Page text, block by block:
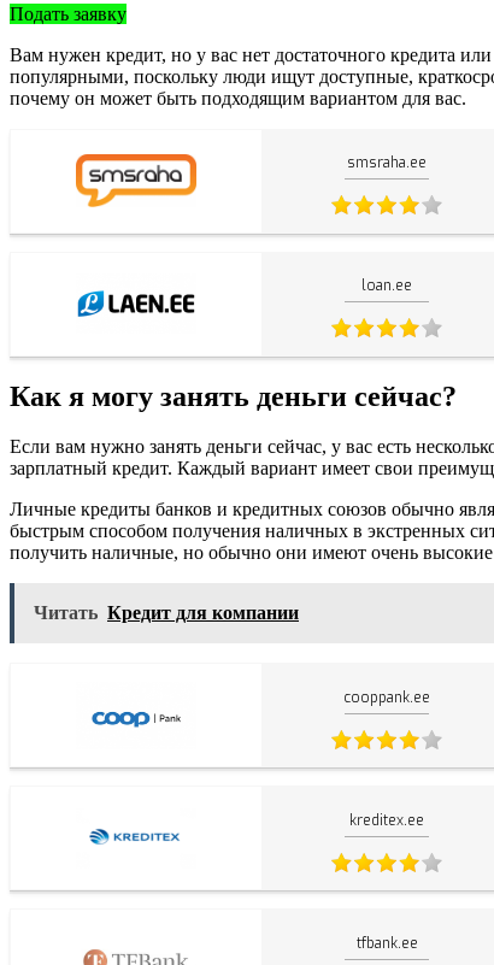
Подать заявку
Вам нужен кредит, но у вас нет достаточного кредита
популярными, поскольку люди ищут доступные,
почему он может быть подходящим вариантом для вас.
smsraha.ee
loan.ee
Как я могу занять деньги сейчас?
Если вам нужно занять деньги сейчас, у вас есть
зарплатный кредит. Каждый вариант имеет свои
Личные кредиты банков и кредитных союзов обычно
быстрым способом получения наличных в экстренных
получить наличные, но обычно они имеют очень
Читать Кредит для компании
cooppank.ee
kreditex.ee
tfbank.ee